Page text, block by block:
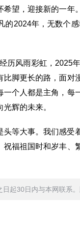
望，迎接新的一
的2024年，无数个
历风雨彩虹，2025
脚更长的路，面
个人都是主角，
辉的未来。
等大事。我们感
福祖国时和岁丰、
起30日内与本网联系